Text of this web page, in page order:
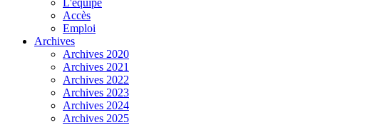
L'équipe
Accès
Emploi
Archives
Archives 2020
Archives 2021
Archives 2022
Archives 2023
Archives 2024
Archives 2025